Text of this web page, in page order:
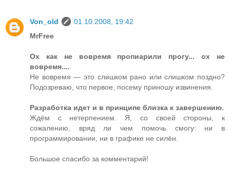
Von_old
01.10.2008, 19:42
MrFree
Ох как не вовремя пропиарили прогу... ох не
вовремя....
Не вовремя — это слишком рано или слишком поздно?
Подозреваю, что первое, посему приношу извинения.
Разработка идет и в принципе близка к завершению.
Ждём с нетерпением. Я, со своей стороны, к
сожалению, вряд ли чем помочь смогу: ни в
программировании, ни в графике не силён.
Большое спасибо за комментарий!